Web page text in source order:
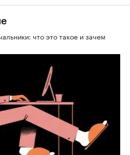
что это такое и зачем